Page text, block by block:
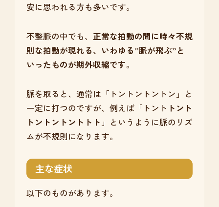
安に思われる方も多いです。
不整脈の中でも、 正常な拍動の間に時々不規
則な拍動が現れる、いわゆる“脈が飛ぶ”と
いったものが期外収縮です。
脈を取ると、通常は「トントントントン」と
一定に打つのですが、例えば「トント トント
トントントントトト 」というように脈のリズ
ムが不規則になります。
主な症状
以下のものがあります。